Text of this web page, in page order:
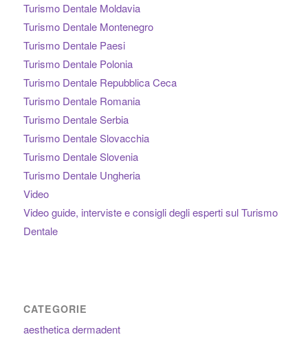
Turismo Dentale Moldavia
Turismo Dentale Montenegro
Turismo Dentale Paesi
Turismo Dentale Polonia
Turismo Dentale Repubblica Ceca
Turismo Dentale Romania
Turismo Dentale Serbia
Turismo Dentale Slovacchia
Turismo Dentale Slovenia
Turismo Dentale Ungheria
Video
Video guide, interviste e consigli degli esperti sul Turismo
Dentale
CATEGORIE
aesthetica dermadent